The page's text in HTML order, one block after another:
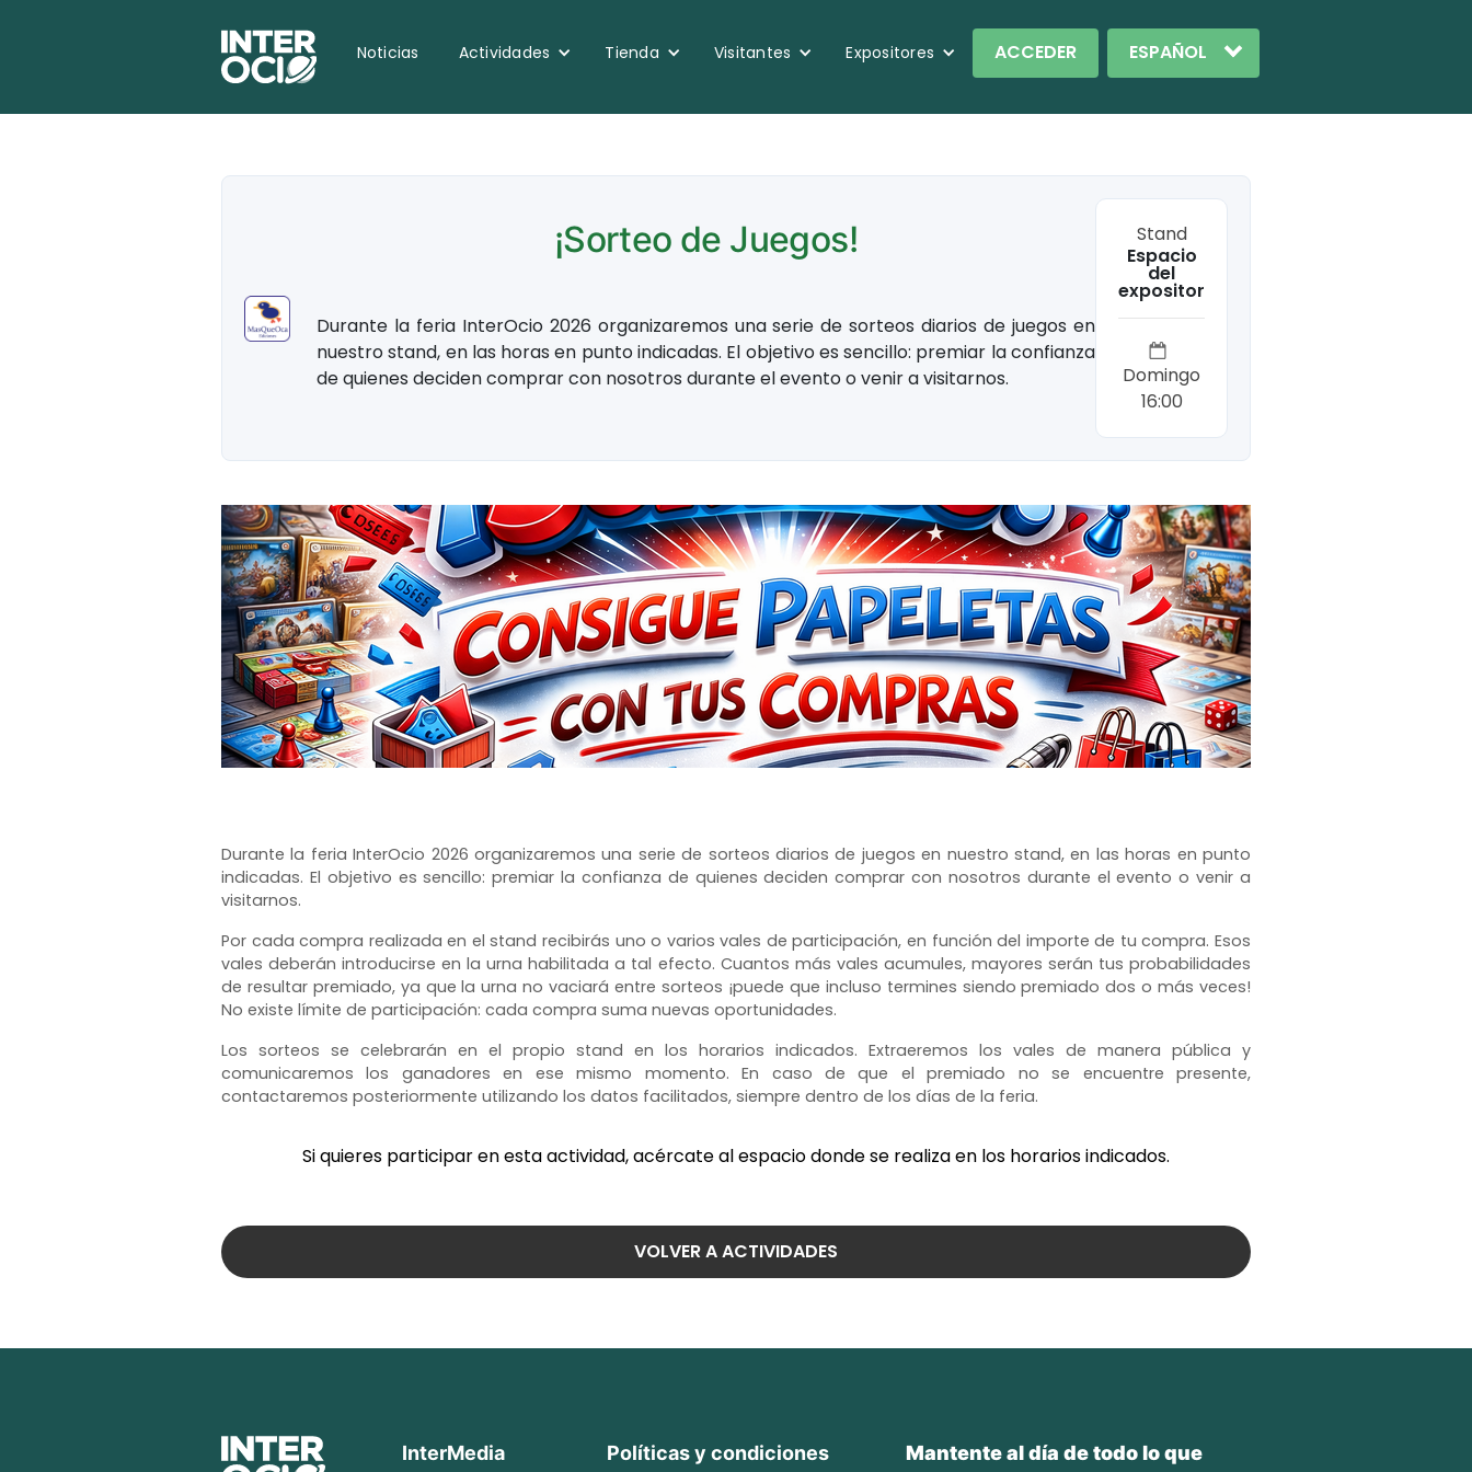
Noticias Actividades Tienda Visitantes Expositores ACCEDER
¡Sorteo de Juegos!
Durante la feria InterOcio 2026 organizaremos una serie de sorteos diarios de juegos en
nuestro stand, en las horas en punto indicadas. El objetivo es sencillo: premiar la confianza
de quienes deciden comprar con nosotros durante el evento o venir a visitarnos.
Stand
Espacio
del
expositor
Domingo
16:00
Durante la feria InterOcio 2026 organizaremos una serie de sorteos diarios de juegos en nuestro stand, en las horas en punto
indicadas. El objetivo es sencillo: premiar la confianza de quienes deciden comprar con nosotros durante el evento o venir a
visitarnos.
Por cada compra realizada en el stand recibirás uno o varios vales de participación, en función del importe de tu compra. Esos
vales deberán introducirse en la urna habilitada a tal efecto. Cuantos más vales acumules, mayores serán tus probabilidades
de resultar premiado, ya que la urna no vaciará entre sorteos ¡puede que incluso termines siendo premiado dos o más veces!
No existe límite de participación: cada compra suma nuevas oportunidades.
Los sorteos se celebrarán en el propio stand en los horarios indicados. Extraeremos los vales de manera pública y
comunicaremos los ganadores en ese mismo momento. En caso de que el premiado no se encuentre presente,
contactaremos posteriormente utilizando los datos facilitados, siempre dentro de los días de la feria.
Si quieres participar en esta actividad, acércate al espacio donde se realiza en los horarios indicados.
VOLVER A ACTIVIDADES
InterMedia Políticas y condiciones Mantente al día de todo lo que